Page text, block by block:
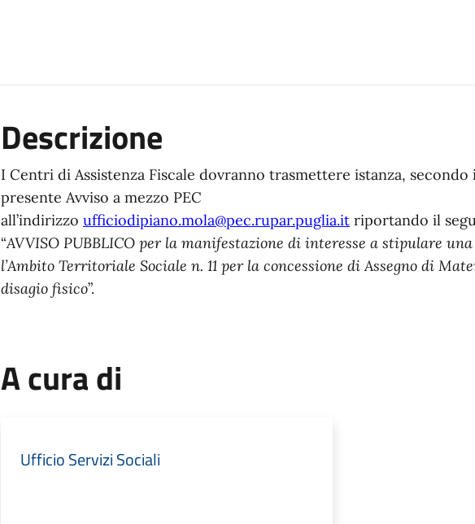
Descrizione
I Centri di Assistenza Fiscale dovranno trasmettere istanza,
presente Avviso a mezzo PEC
all’indirizzo ufficiodipiano.mola@pec.rupar.puglia.itriportando il
“AVVISO PUBBLICO per la manifestazione di interesse a stipulare
l’Ambito Territoriale Sociale n. 11 per la concessione di Assegno di
disagio fisico”.
A cura di
Ufficio Servizi Sociali